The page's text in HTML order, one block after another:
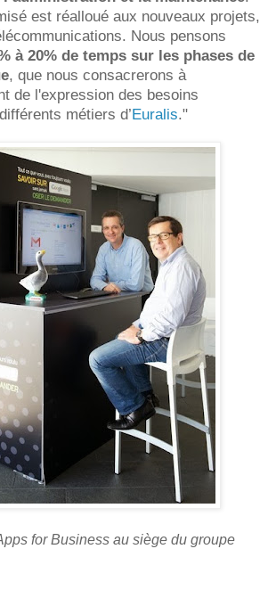
est réalloué aux nouveaux projets,
Nous pensons
à 20% de temps sur les phases de
, que nous consacrerons à
de l'expression des besoins
métiers d’Euralis."
for Business au siège du groupe